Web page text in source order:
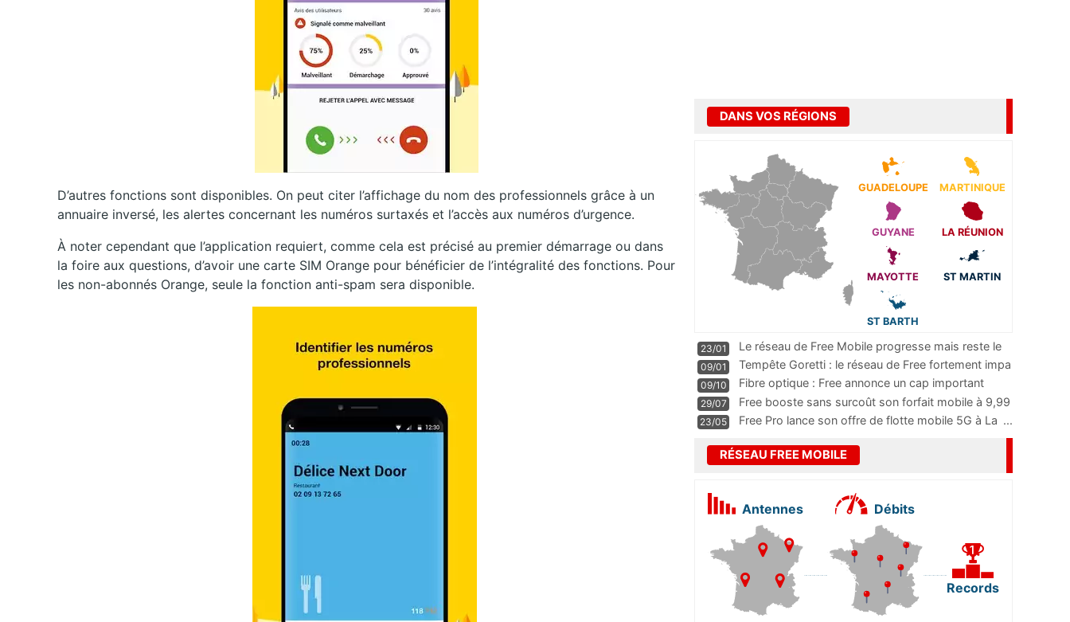
D’autres fonctions sont disponibles. On peut citer l’affichage du nom des professionnels grâce à un
annuaire inversé, les alertes concernant les numéros surtaxés et l’accès aux numéros d’urgence.
À noter cependant que l’application requiert, comme cela est précisé au premier démarrage ou dans
la foire aux questions, d’avoir une carte SIM Orange pour bénéficier de l’intégralité des fonctions. Pour
les non-abonnés Orange, seule la fonction anti-spam sera disponible.
DANS VOS RÉGIONS
GUADELOUPE MARTINIQUE
GUYANE LA RÉUNION
MAYOTTE ST MARTIN
ST BARTH
23/01
Le réseau de Free Mobile progresse mais reste le
m
...
09/01
Tempête Goretti : le réseau de Free fortement impa
09/10
Fibre optique : Free annonce un cap important
pass
...
29/07
Free booste sans surcoût son forfait mobile à 9,99
23/05 Free Pro lance son offre de flotte mobile 5G à La ...
RÉSEAU FREE MOBILE
Antennes Débits
Records